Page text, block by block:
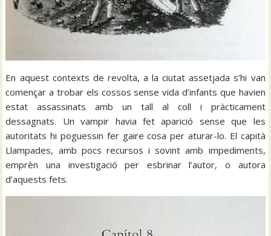
En aquest contexts de revolta, a la ciutat assetjada s’hi van
començar a trobar els cossos sense vida d’infants que havien
estat assassinats amb un tall al coll i pràcticament
dessagnats. Un vampir havia fet aparició sense que les
autoritats hi poguessin fer gaire cosa per aturar-lo. El capità
Llampades, amb pocs recursos i sovint amb impediments,
emprèn una investigació per esbrinar l’autor, o autora
d’aquests fets.